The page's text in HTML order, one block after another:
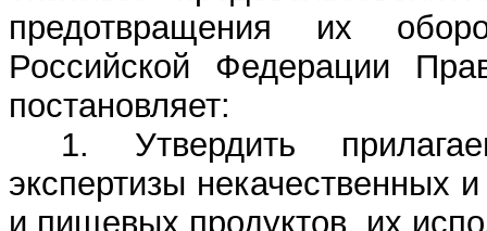
предотвращения их
Российской Федерации
постановляет:
1. Утвердить
экспертизы некачественных
и пищевых продуктов, их